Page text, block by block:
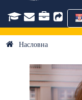
Насловна